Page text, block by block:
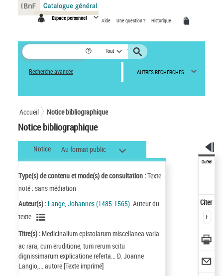
Espace personnel Aide Une question ? Historique
Tout
Recherche avancée AUTRES RECHERCHES
Accueil Notice bibliographique
Notice bibliographique
Notice Au format public
Type(s) de contenu et mode(s) de consultation :Texte
noté : sans médiation
Auteur(s) : Lange, Johannes (1485-1565). Auteur du
texte
Titre(s) : Medicinalium epistolarum miscellanea varia
ac rara, cum eruditione, tum rerum scitu
dignissimarum explicatione referta... D. Joanne
Langio,... autore [Texte imprimé]
Outils
Citer
Panneau de gestion des cookies